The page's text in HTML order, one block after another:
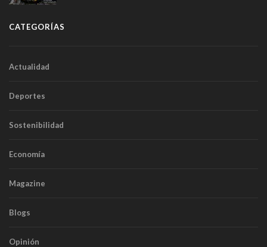
CATEGORÍAS
Actualidad
Deportes
Sostenibilidad
Economía
Magazine
Blogs
Opinión